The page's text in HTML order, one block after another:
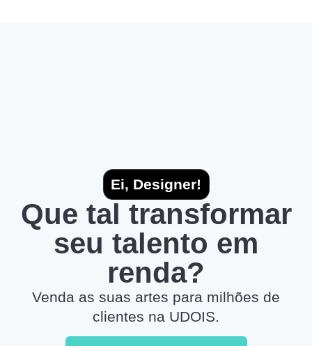
Ei, Designer!
Que tal transformar
seu talento em
renda?
Venda as suas artes para milhões de
clientes na UDOIS.